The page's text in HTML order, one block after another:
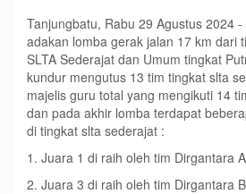
Tanjungbatu, Rabu 29 Agustus 2024
adakan lomba gerak jalan 17 km dari
SLTA Sederajat dan Umum tingkat
kundur mengutus 13 tim tingkat slta
majelis guru total yang mengikuti 14
dan pada akhir lomba terdapat
di tingkat slta sederajat :
1. Juara 1 di raih oleh tim Dirgantara A
2. Juara 3 di raih oleh tim Dirgantara B